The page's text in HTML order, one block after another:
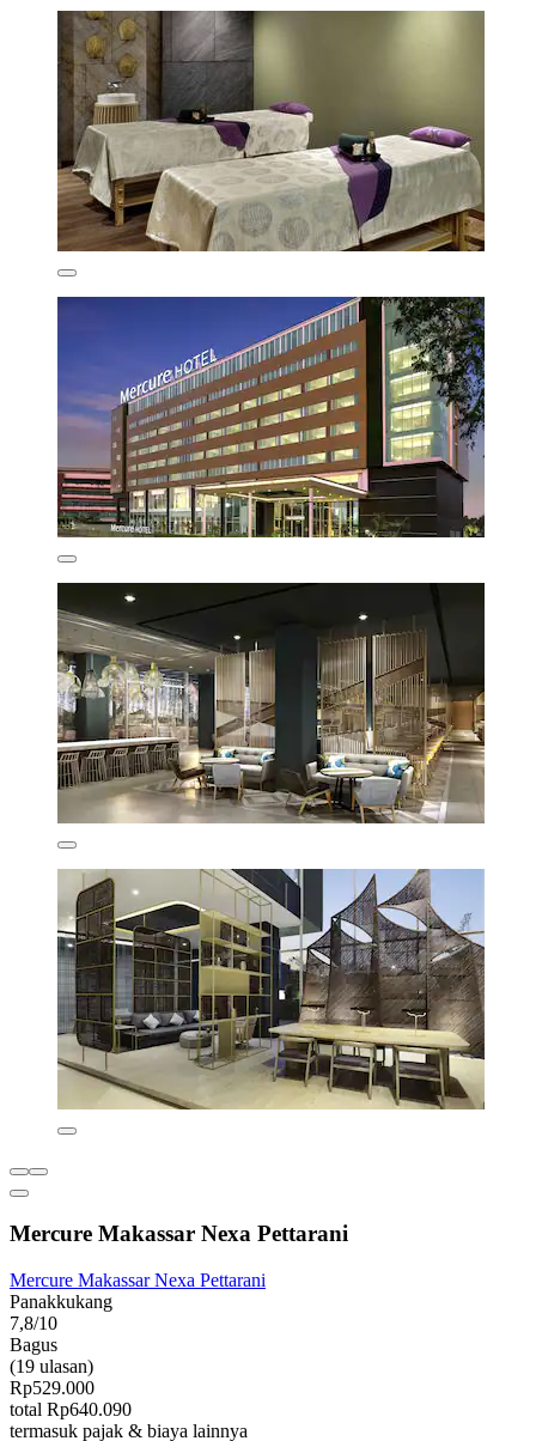
Mercure Makassar Nexa Pettarani
Mercure Makassar Nexa Pettarani
Panakkukang
7,8/10
Bagus
(19 ulasan)
Rp529.000
total Rp640.090
termasuk pajak & biaya lainnya